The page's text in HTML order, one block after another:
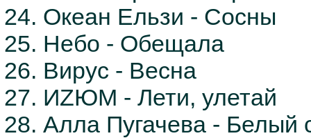
24. Океан Ельзи - Сосны
25. Небо - Обещала
26. Вирус - Весна
27. ИZЮМ - Лети, улетай
28. Алла Пугачева - Белый